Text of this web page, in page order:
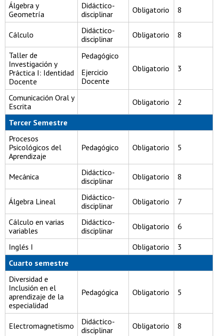
Álgebra y
Geometría
Didáctico-
disciplinar
Obligatorio 8
Cálculo
Didáctico-
disciplinar
Obligatorio 8
Taller de
Investigación y
Práctica I: Identidad
Docente
Pedagógico
Ejercicio
Docente
Obligatorio 3
Comunicación Oral y
Escrita
Obligatorio 2
Tercer Semestre
Procesos
Psicológicos del
Aprendizaje
Pedagógico Obligatorio 5
Mecánica
Didáctico-
disciplinar
Obligatorio 8
Álgebra Lineal
Didáctico-
disciplinar
Obligatorio 7
Cálculo en varias
variables
Didáctico-
disciplinar
Obligatorio 6
Inglés I Obligatorio
3
Cuarto semestre
Diversidad e
Inclusión en el
aprendizaje de la
especialidad
Pedagógica Obligatorio 5
Electromagnetismo
Didáctico-
disciplinar
Obligatorio 8